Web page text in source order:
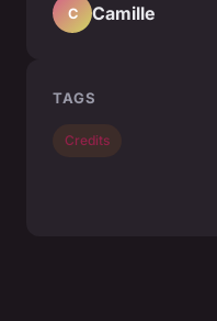
C Camille
TAGS
Credits